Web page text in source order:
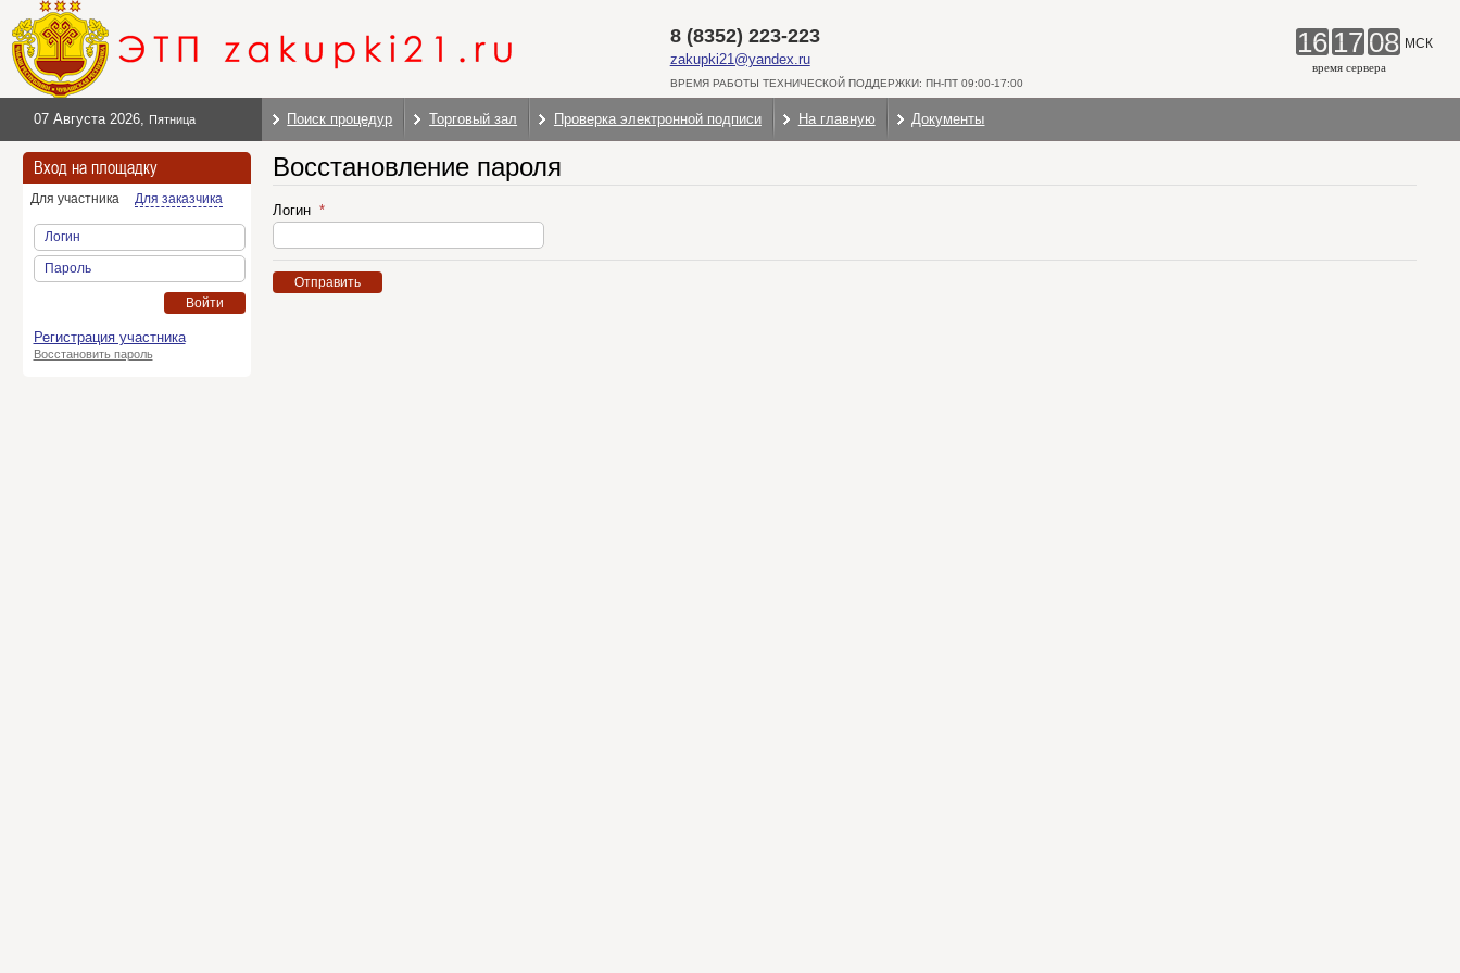
8 (8352) 223-223
zakupki21@yandex.ru
ВРЕМЯ РАБОТЫ ТЕХНИЧЕСКОЙ ПОДДЕРЖКИ: ПН-ПТ 09:00-17:00
16 17 08 МСК
время сервера
07 Августа 2026, Пятница Поиск процедур Торговый зал Проверка электронной подписи На главную Документы
Вход на площадку
Для участника Для заказчика
Логин
Пароль
Войти
Регистрация участника
Восстановить пароль
Восстановление пароля
Логин
Отправить